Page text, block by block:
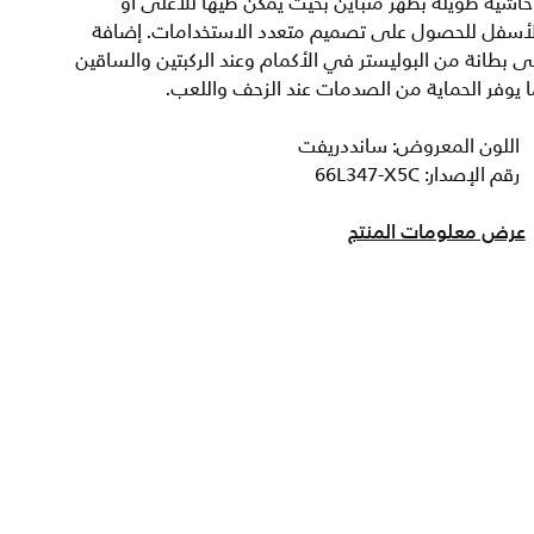
للحصول على تصميم متعدد الاستخدامات. إضافة
بطانة من البوليستر في الأكمام وعند الركبتين والساقين
يوفر الحماية من الصدمات عند الزحف واللعب.
اللون المعروض: سانددريفت
رقم الإصدار: 66L347-X5C
عرض معلومات المنتج